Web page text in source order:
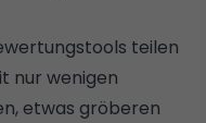
teilen
nur wenigen
etwas gröberen